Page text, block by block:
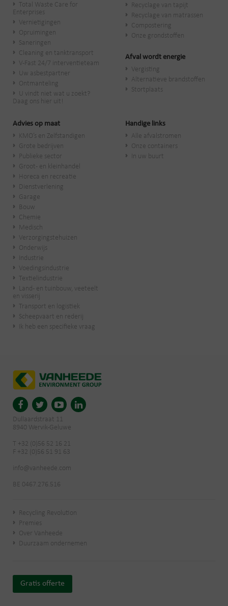
Total Waste Care for
Enterprises
Vernietigingen
Opruimingen
Saneringen
Cleaning en tanktransport
V-Fast 24/7 interventieteam
Uw asbestpartner
Ontmanteling
U vindt niet wat u zoekt?
Daag ons hier uit!
Recyclage van tapijt
Recyclage van matrassen
Compostering
Onze grondstoffen
Afval wordt energie
Vergisting
Alternatieve brandstoffen
Stortplaats
Advies op maat
KMO’s en Zelfstandigen
Grote bedrijven
Publieke sector
Groot- en kleinhandel
Horeca en recreatie
Dienstverlening
Garage
Bouw
Chemie
Medisch
Verzorgingstehuizen
Onderwijs
Industrie
Voedingsindustrie
Textielindustrie
Land- en tuinbouw, veeteelt
en visserij
Transport en logistiek
Scheepvaart en rederij
Ik heb een specifieke vraag
Handige links
Alle afvalstromen
Onze containers
In uw buurt
Dullaardstraat 11
8940 Wervik-Geluwe
T +32 (0)56 52 16 21
F +32 (0)56 51 91 63
info@vanheede.com
BE 0467.276.516
Recycling Revolution
Premies
Over Vanheede
Duurzaam ondernemen
Gratis offerte